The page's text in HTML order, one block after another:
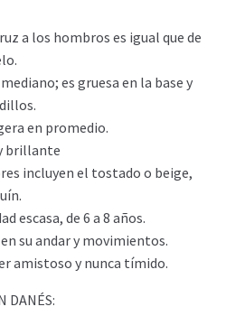
a los hombros es igual que de
es gruesa en la base y
en promedio.
brillante
incluyen el tostado o beige,
escasa, de 6 a 8 años.
su andar y movimientos.
amistoso y nunca tímido.
DANÉS: